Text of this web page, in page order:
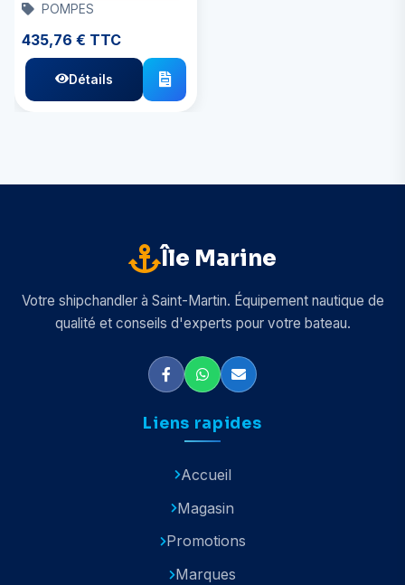
POMPES
435,76 € TTC
Détails
Île Marine
Votre shipchandler à Saint-Martin. Équipement nautique de
qualité et conseils d'experts pour votre bateau.
Liens rapides
Accueil
Magasin
Promotions
Marques